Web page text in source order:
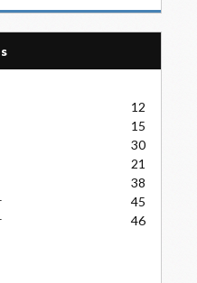
12
15
30
21
38
45
46